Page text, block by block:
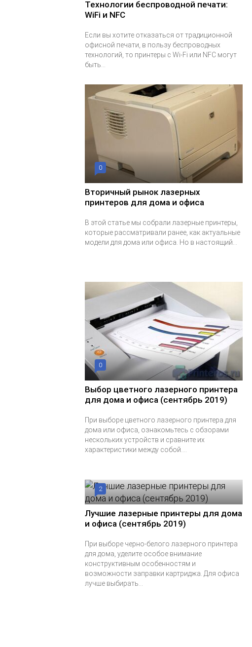
Технологии беспроводной печати:
WiFi и NFC
Если вы хотите отказаться от традиционной
офисной печати, в пользу беспроводных
технологий, то принтеры с Wi-Fi или NFC могут
быть...
0
Вторичный рынок лазерных
принтеров для дома и офиса
В этой статье мы собрали лазерные принтеры,
которые рассматривали ранее, как актуальные
модели для дома или офиса. Но в настоящий...
0
Выбор цветного лазерного принтера
для дома и офиса (сентябрь 2019)
При выборе цветного лазерного принтера для
дома или офиса, ознакомьтесь с обзорами
нескольких устройств и сравните их
характеристики между собой....
2
Лучшие лазерные принтеры для дома
и офиса (сентябрь 2019)
При выборе черно-белого лазерного принтера
для дома, уделите особое внимание
конструктивным особенностям и
возможности заправки картриджа. Для офиса
лучше выбирать...